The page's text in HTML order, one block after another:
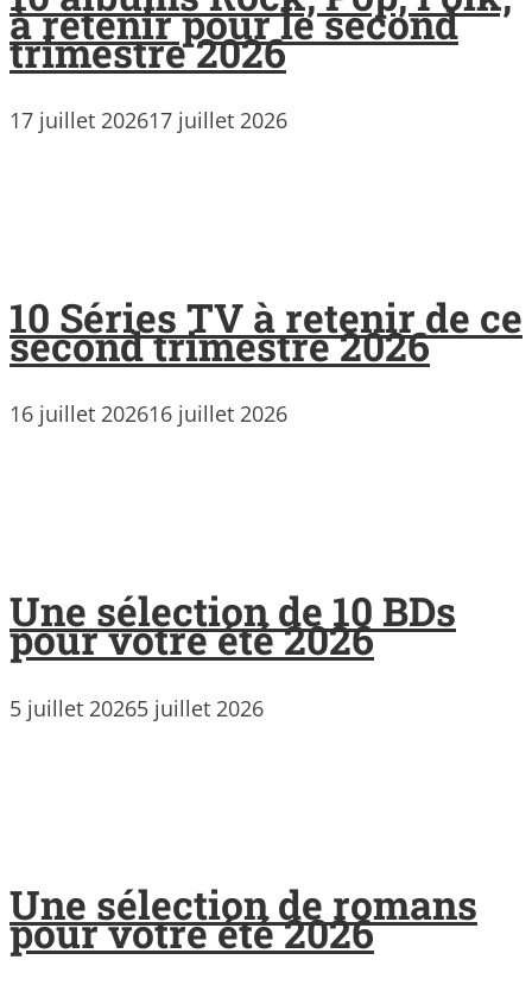
à retenir pour le second
trimestre 2026
17 juillet 202617 juillet 2026
10 Séries TV à retenir de ce
second trimestre 2026
16 juillet 202616 juillet 2026
Une sélection de 10 BDs
pour votre été 2026
5 juillet 20265 juillet 2026
Une sélection de romans
pour votre été 2026